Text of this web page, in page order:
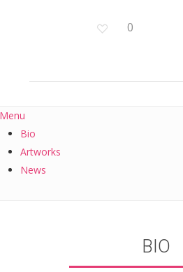
0
Bio
Artworks
News
BIO